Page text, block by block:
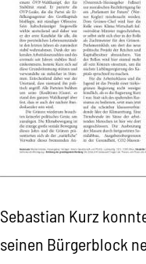
Sebastian Kurz
seinen Bürgerblock